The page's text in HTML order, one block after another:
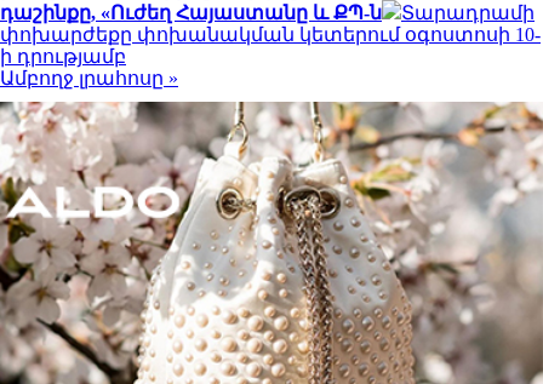
դաշինքը, «Ուժեղ Հայաստանը և ՔՊ-ն
Տարադրամի
փոխարժեքը փոխանակման կետերում օգոստոսի 10-
ի դրությամբ
Ամբողջ լրահոսը »